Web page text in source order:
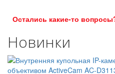
Остались какие-то
Новинки